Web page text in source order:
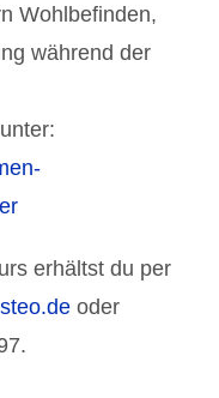
Wohlbefinden,
während der
erhältst du per
oder